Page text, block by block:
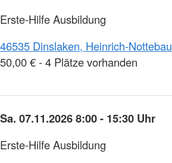
Erste-Hilfe Ausbildung
46535 Dinslaken, Heinrich-
50,00 € - 4 Plätze vorhanden
Sa. 07.11.2026 8:00 - 15:30 Uhr
Erste-Hilfe Ausbildung